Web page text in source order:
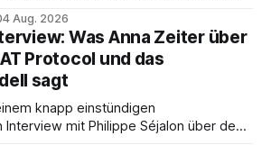
samt Aufgabenliste. Das
wer verarbeitet es und unter
welcher Rechtsgrundlage? Es gibt
Aug. 2026
Was Anna Zeiter über
Protocol und das
sagt
knapp einstündigen
Interview mit Philippe Séjalon über den